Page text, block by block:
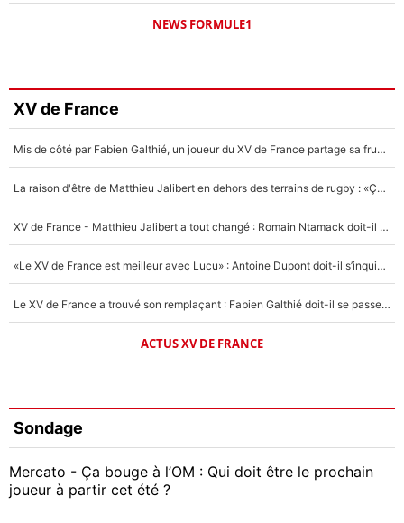
NEWS FORMULE1
XV de France
Mis de côté par Fabien Galthié, un joueur du XV de France partage sa frustration : «ils ne me l’ont pas dit tout de suite»
La raison d'être de Matthieu Jalibert en dehors des terrains de rugby : «Ça m'atteint autant que si tu touches à un membre de ma famille»
XV de France - Matthieu Jalibert a tout changé : Romain Ntamack doit-il s’inquiéter pour sa place à un an de la Coupe du monde ?
«Le XV de France est meilleur avec Lucu» : Antoine Dupont doit-il s’inquiéter pour sa place ?
Le XV de France a trouvé son remplaçant : Fabien Galthié doit-il se passer d'Antoine Dupont ?
ACTUS XV DE FRANCE
Sondage
Mercato - Ça bouge à l’OM : Qui doit être le prochain
joueur à partir cet été ?